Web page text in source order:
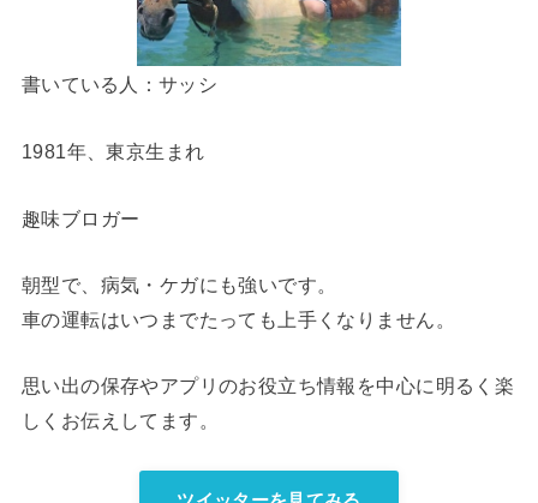
書いている人：サッシ
1981年、東京生まれ
趣味ブロガー
朝型で、病気・ケガにも強いです。
車の運転はいつまでたっても上手くなりません。
思い出の保存やアプリのお役立ち情報を中心に明るく楽
しくお伝えしてます。